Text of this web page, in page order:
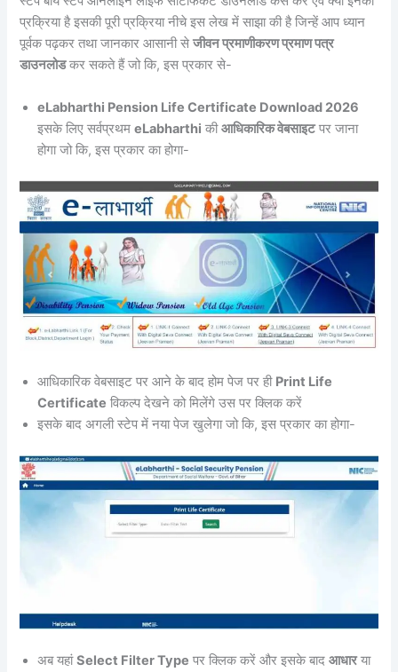
प्रक्रिया है इसकी पूरी प्रक्रिया नीचे इस लेख में साझा की है जिन्हें आप ध्यान
पूर्वक पढ़कर तथा जानकार आसानी सेजीवन प्रमाणीकरण प्रमाण पत्र
डाउनलोडकर सकते हैं जो कि, इस प्रकार से-
eLabharthi Pension Life Certificate Download 2026
इसके लिए सर्वप्रथमeLabharthi कीआधिकारिक वेबसाइटपर जाना
होगा जो कि, इस प्रकार का होगा-
आधिकारिक वेबसाइट पर आने के बाद होम पेज पर ही Print Life
Certificate विकल्प देखने को मिलेंगे उस पर क्लिक करें
इसके बाद अगली स्टेप में नया पेज खुलेगा जो कि, इस प्रकार का होगा-
अब यहांSelect Filter Type पर क्लिक करें और इसके बादआधारया